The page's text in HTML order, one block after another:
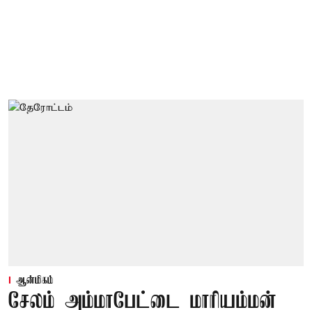
ஆன்மிகம்
சேலம் அம்மாபேட்டை மாரியம்மன்